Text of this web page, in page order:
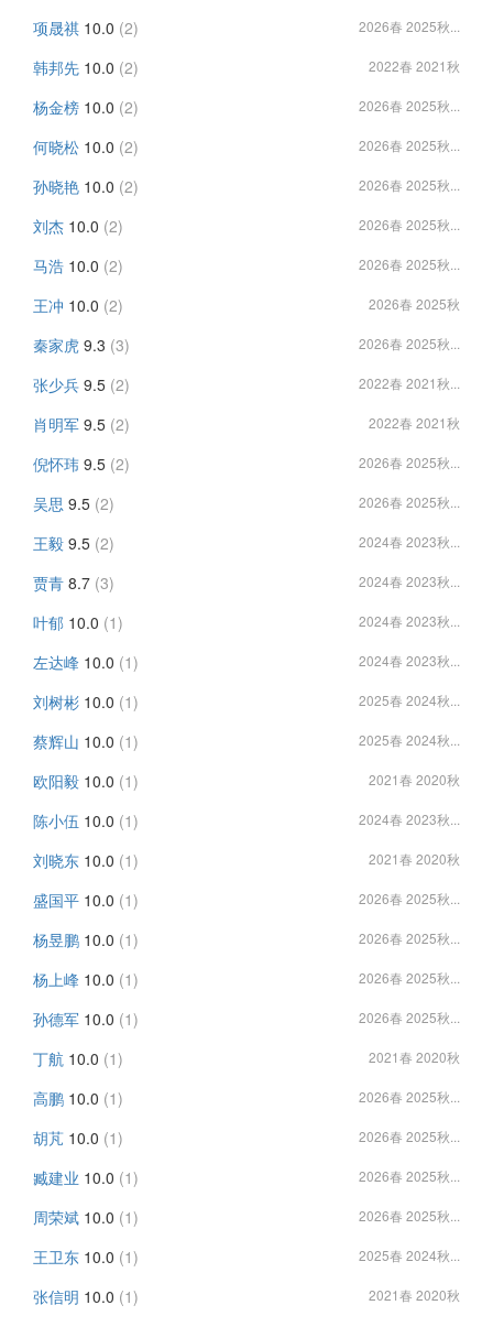
项晟祺 10.0 (2) 2026春 2025秋...
韩邦先 10.0 (2) 2022春 2021秋
杨金榜 10.0 (2) 2026春 2025秋...
何晓松 10.0 (2) 2026春 2025秋...
孙晓艳 10.0 (2) 2026春 2025秋...
刘杰 10.0 (2) 2026春 2025秋...
马浩 10.0 (2) 2026春 2025秋...
王冲 10.0 (2) 2026春 2025秋
秦家虎 9.3 (3) 2026春 2025秋...
张少兵 9.5 (2) 2022春 2021秋...
肖明军 9.5 (2) 2022春 2021秋
倪怀玮 9.5 (2) 2026春 2025秋...
吴思 9.5 (2) 2026春 2025秋...
王毅 9.5 (2) 2024春 2023秋...
贾青 8.7 (3) 2024春 2023秋...
叶郁 10.0 (1) 2024春 2023秋...
左达峰 10.0 (1) 2024春 2023秋...
刘树彬 10.0 (1) 2025春 2024秋...
蔡辉山 10.0 (1) 2025春 2024秋...
欧阳毅 10.0 (1) 2021春 2020秋
陈小伍 10.0 (1) 2024春 2023秋...
刘晓东 10.0 (1) 2021春 2020秋
盛国平 10.0 (1) 2026春 2025秋...
杨昱鹏 10.0 (1) 2026春 2025秋...
杨上峰 10.0 (1) 2026春 2025秋...
孙德军 10.0 (1) 2026春 2025秋...
丁航 10.0 (1) 2021春 2020秋
高鹏 10.0 (1) 2026春 2025秋...
胡芃 10.0 (1) 2026春 2025秋...
臧建业 10.0 (1) 2026春 2025秋...
周荣斌 10.0 (1) 2026春 2025秋...
王卫东 10.0 (1) 2025春 2024秋...
张信明 10.0 (1) 2021春 2020秋